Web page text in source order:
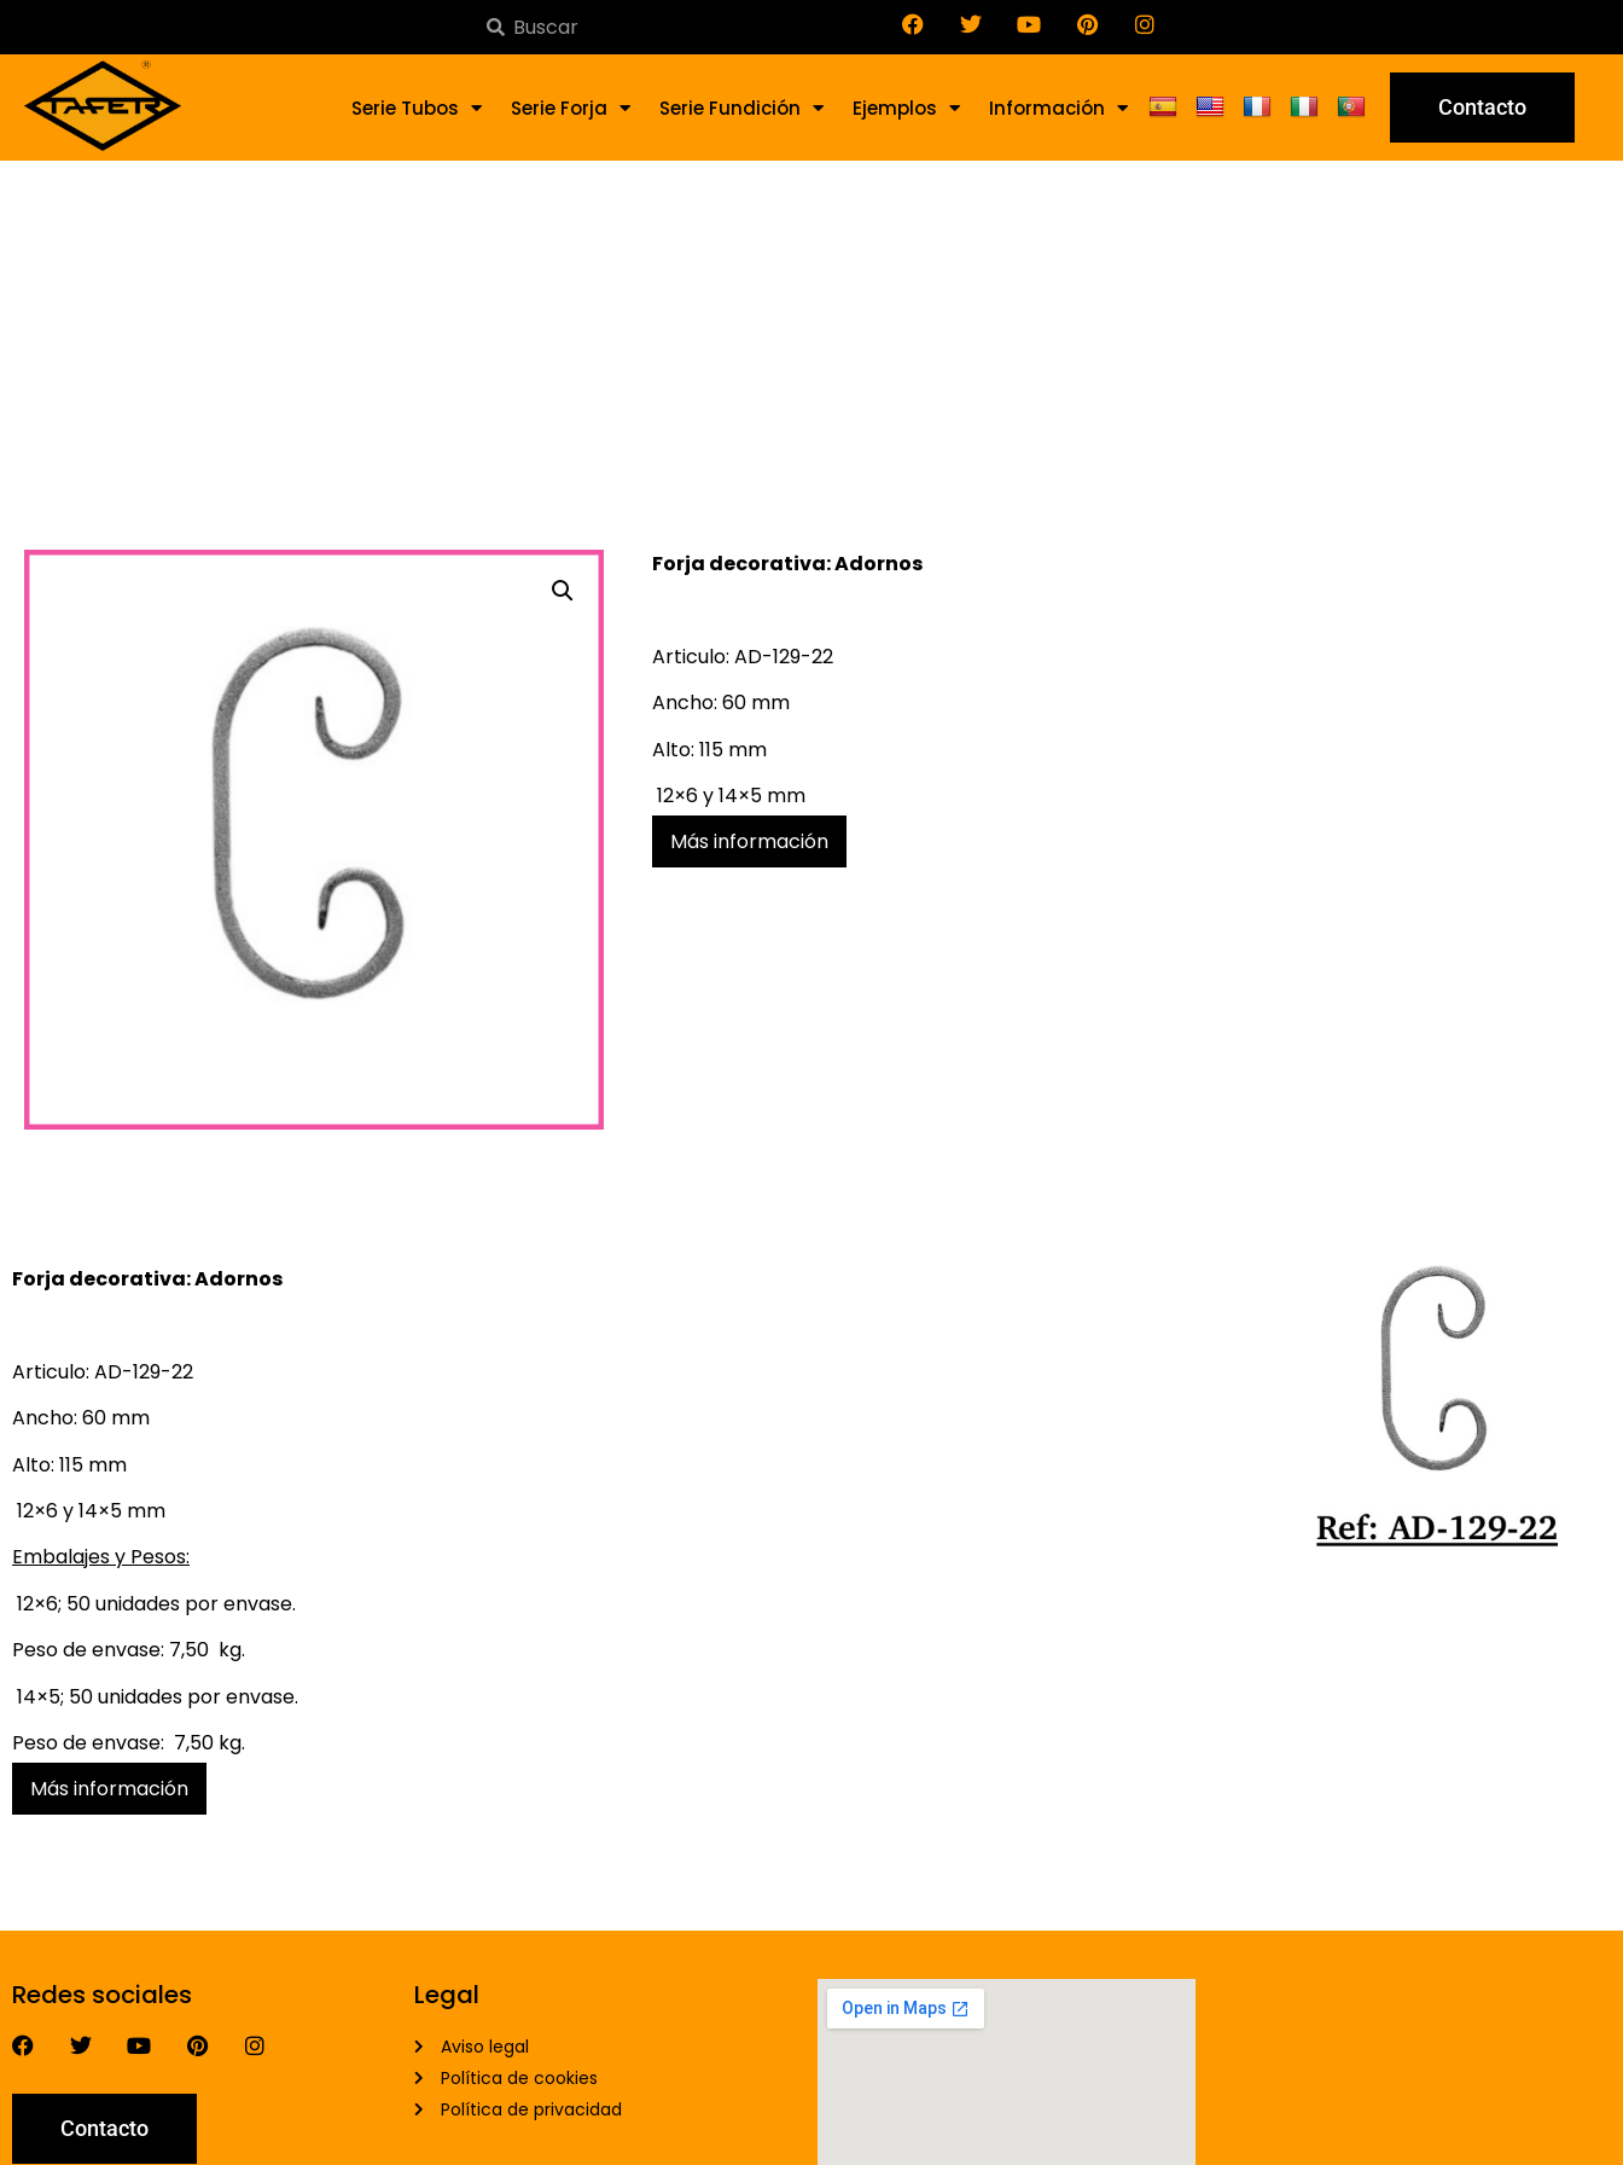
Serie Tubos Serie Forja Serie Fundición Ejemplos Información Contacto
Forja decorativa: Adornos
Articulo: AD-129-22
Ancho: 60 mm
Alto: 115 mm
12×6 y 14×5 mm
Más información
Forja decorativa: Adornos
Articulo: AD-129-22
Ancho: 60 mm
Alto: 115 mm
12×6 y 14×5 mm
Embalajes y Pesos:
12×6; 50 unidades por envase.
Peso de envase: 7,50 kg.
14×5; 50 unidades por envase.
Peso de envase: 7,50 kg.
Más información
Redes sociales
Contacto
Legal
Aviso legal
Política de cookies
Política de privacidad